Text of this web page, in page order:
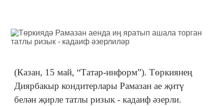
(Казан, 15 май, “Татар-информ”). Төркиянең
Диярбакыр кондитерлары Рамазан ае җитү
белән җирле татлы ризык - кадаиф әзерли.